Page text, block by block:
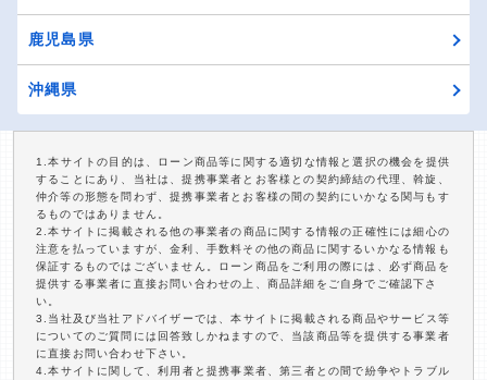
鹿児島県
沖縄県
1.本サイトの目的は、ローン商品等に関する適切な情報と選択の機会を提供
することにあり、当社は、提携事業者とお客様との契約締結の代理、斡旋、
仲介等の形態を問わず、提携事業者とお客様の間の契約にいかなる関与もす
るものではありません。
2.本サイトに掲載される他の事業者の商品に関する情報の正確性には細心の
注意を払っていますが、金利、手数料その他の商品に関するいかなる情報も
保証するものではございません。ローン商品をご利用の際には、必ず商品を
提供する事業者に直接お問い合わせの上、商品詳細をご自身でご確認下さ
い。
3.当社及び当社アドバイザーでは、本サイトに掲載される商品やサービス等
についてのご質問には回答致しかねますので、当該商品等を提供する事業者
に直接お問い合わせ下さい。
4.本サイトに関して、利用者と提携事業者、第三者との間で紛争やトラブル